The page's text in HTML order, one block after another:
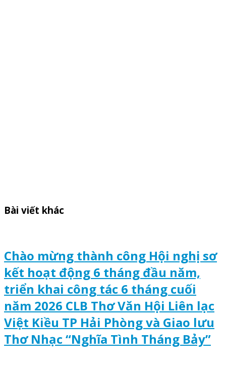
Bài viết khác
Chào mừng thành công Hội nghị sơ
kết hoạt động 6 tháng đầu năm,
triển khai công tác 6 tháng cuối
năm 2026 CLB Thơ Văn Hội Liên lạc
Việt Kiều TP Hải Phòng và Giao lưu
Thơ Nhạc “Nghĩa Tình Tháng Bảy”